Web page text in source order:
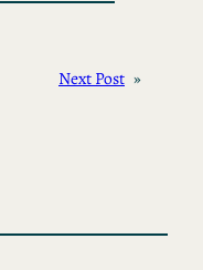
Next Post »